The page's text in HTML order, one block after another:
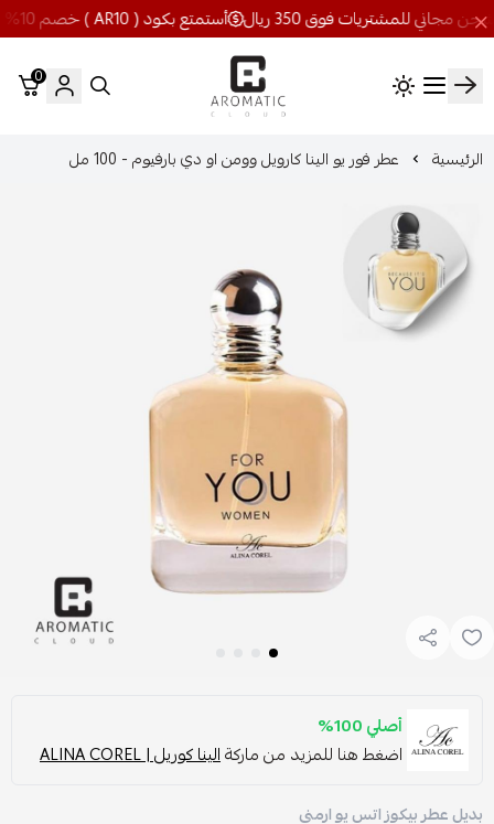
أستمتع بكود ( AR10 ) خصم 10% شحن مجاني للمشتريات فوق 350 ريال
اروماتيك كلاود
0
الرئيسية عطر فور يو الينا كارويل وومن او دي بارفيوم - 100 مل
أصلي 100%
اضغط هنا للمزيد من ماركةالينا كوريل | ALINA COREL
بديل عطر بيكوز اتس يو ارمني